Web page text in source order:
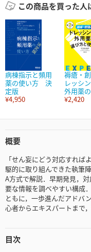
この商品を買った人
病棟指示と頻用
薬の使い方 決
定版
¥4,950
褥瘡・
レッシ
外用薬
¥2,420
概要
「せん妄にどう対応すれ
駆的に取り組んできた執筆
A方式で解説．早期発見，
要な情報を調べやすい構成
ともに，一歩進んだアドバ
心者からエキスパートまで
目次